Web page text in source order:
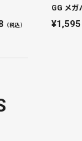
（税込）
GG メガ
1,595